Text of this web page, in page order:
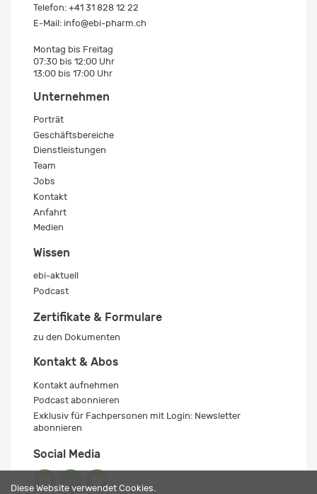
Telefon: +41 31 828 12 22
E-Mail: info@ebi-pharm.ch
Montag bis Freitag
07:30 bis 12:00 Uhr
13:00 bis 17:00 Uhr
Unternehmen
Porträt
Geschäftsbereiche
Dienstleistungen
Team
Jobs
Kontakt
Anfahrt
Medien
Wissen
ebi-aktuell
Podcast
Zertifikate & Formulare
zu den Dokumenten
Kontakt & Abos
Kontakt aufnehmen
Podcast abonnieren
Exklusiv für Fachpersonen mit Login: Newsletter
abonnieren
Social Media
Diese Website verwendet Cookies.